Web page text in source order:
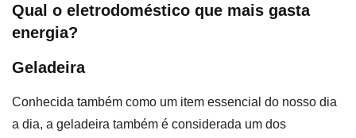
Qual o eletrodoméstico que mais gasta
energia?
Geladeira
Conhecida também como um item essencial do nosso dia
a dia, a geladeira também é considerada um dos